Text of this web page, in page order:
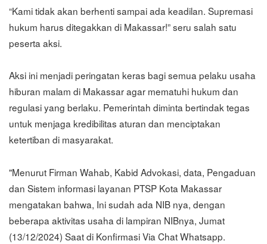
“Kami tidak akan berhenti sampai ada keadilan. Supremasi
hukum harus ditegakkan di Makassar!” seru salah satu
peserta aksi.
Aksi ini menjadi peringatan keras bagi semua pelaku usaha
hiburan malam di Makassar agar mematuhi hukum dan
regulasi yang berlaku. Pemerintah diminta bertindak tegas
untuk menjaga kredibilitas aturan dan menciptakan
ketertiban di masyarakat.
"Menurut Firman Wahab, Kabid Advokasi, data, Pengaduan
dan Sistem informasi layanan PTSP Kota Makassar
mengatakan bahwa, Ini sudah ada NIB nya, dengan
beberapa aktivitas usaha di lampiran NIBnya, Jumat
(13/12/2024) Saat di Konfirmasi Via Chat Whatsapp.